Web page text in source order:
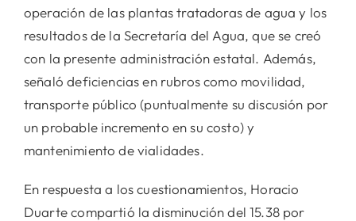
operación de las plantas tratadoras de agua y los
resultados de la Secretaría del Agua, que se creó
con la presente administración estatal. Además,
señaló deficiencias en rubros como movilidad,
transporte público (puntualmente su discusión por
un probable incremento en su costo) y
mantenimiento de vialidades.
En respuesta a los cuestionamientos, Horacio
Duarte compartió la disminución del 15.38 por